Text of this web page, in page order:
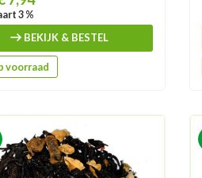
3 %
BEKIJK & BESTEL
voorraad